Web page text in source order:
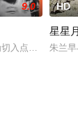
，四只脚…然而
9.0
切入点讲述了两
HD
星星
朱兰